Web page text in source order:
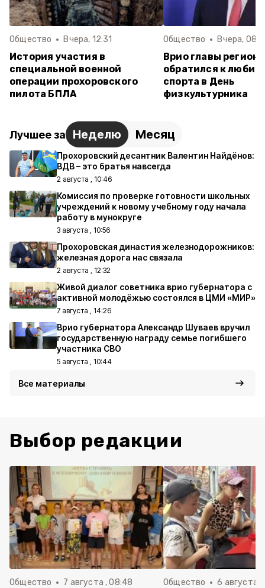
Общество Вчера, 12:31
История участия в
специальной военной
операции прохоровского
пилота БПЛА
Общество Вчера,
Врио главы региона
обратился к
спорта в День
физкультурника
Лучшее за Неделю Месяц
Прохоровский десантник Валентин Найдёнов:
ВДВ – это братья навсегда
2 августа , 10:46
Комиссия по проверке готовности школьных
учреждений к новому учебному году начала
работу в мунокруге
3 августа , 10:56
Прохоровская династия железнодорожников:
железная дорога нас связала
2 августа , 12:32
Живой диалог советника врио губернатора с
активной молодёжью состоялся в ЦМИ «МИР»
7 августа , 14:26
Врио губернатора Александр Шуваев вручил
государственную награду семье погибшего
участника СВО
5 августа , 10:44
Все материалы
Выбор редакции
Общество 7 августа , 08:48 Общество 6 августа ,